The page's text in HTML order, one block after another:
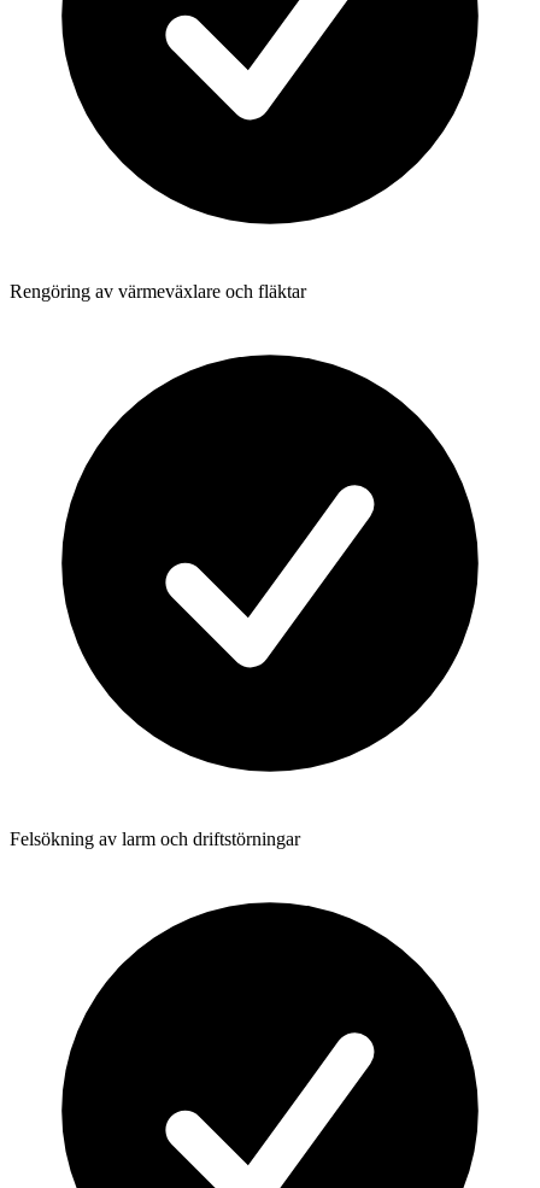
Rengöring av värmeväxlare och fläktar
Felsökning av larm och driftstörningar